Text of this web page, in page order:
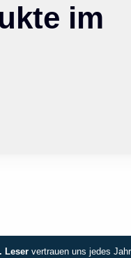
im
Leser vertrauen uns jedes Jahr